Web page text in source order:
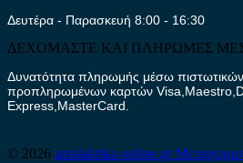
Δευτέρα - Παρασκευή 8:00 - 16:30
ΔΕΧΟΜΑΣΤΕ ΚΑΙ ΠΛΗΡΩΜΕΣ
Δυνατότητα πληρωμής μέσω
προπληρωμένων καρτών
Express,MasterCard.
© 2026 antalaktika-online.gr